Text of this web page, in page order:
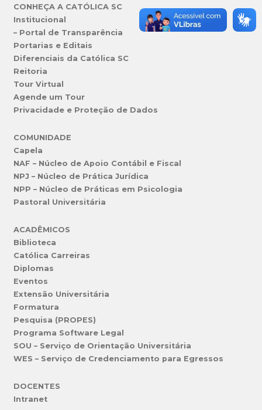
CONHEÇA A CATÓLICA SC
Institucional
– Portal de Transparência
Portarias e Editais
Diferenciais da Católica SC
Reitoria
Tour Virtual
Agende um Tour
Privacidade e Proteção de Dados
COMUNIDADE
Capela
NAF – Núcleo de Apoio Contábil e Fiscal
NPJ – Núcleo de Prática Jurídica
NPP – Núcleo de Práticas em Psicologia
Pastoral Universitária
ACADÊMICOS
Biblioteca
Católica Carreiras
Diplomas
Eventos
Extensão Universitária
Formatura
Pesquisa (PROPES)
Programa Software Legal
SOU – Serviço de Orientação Universitária
WES – Serviço de Credenciamento para Egressos
DOCENTES
Intranet